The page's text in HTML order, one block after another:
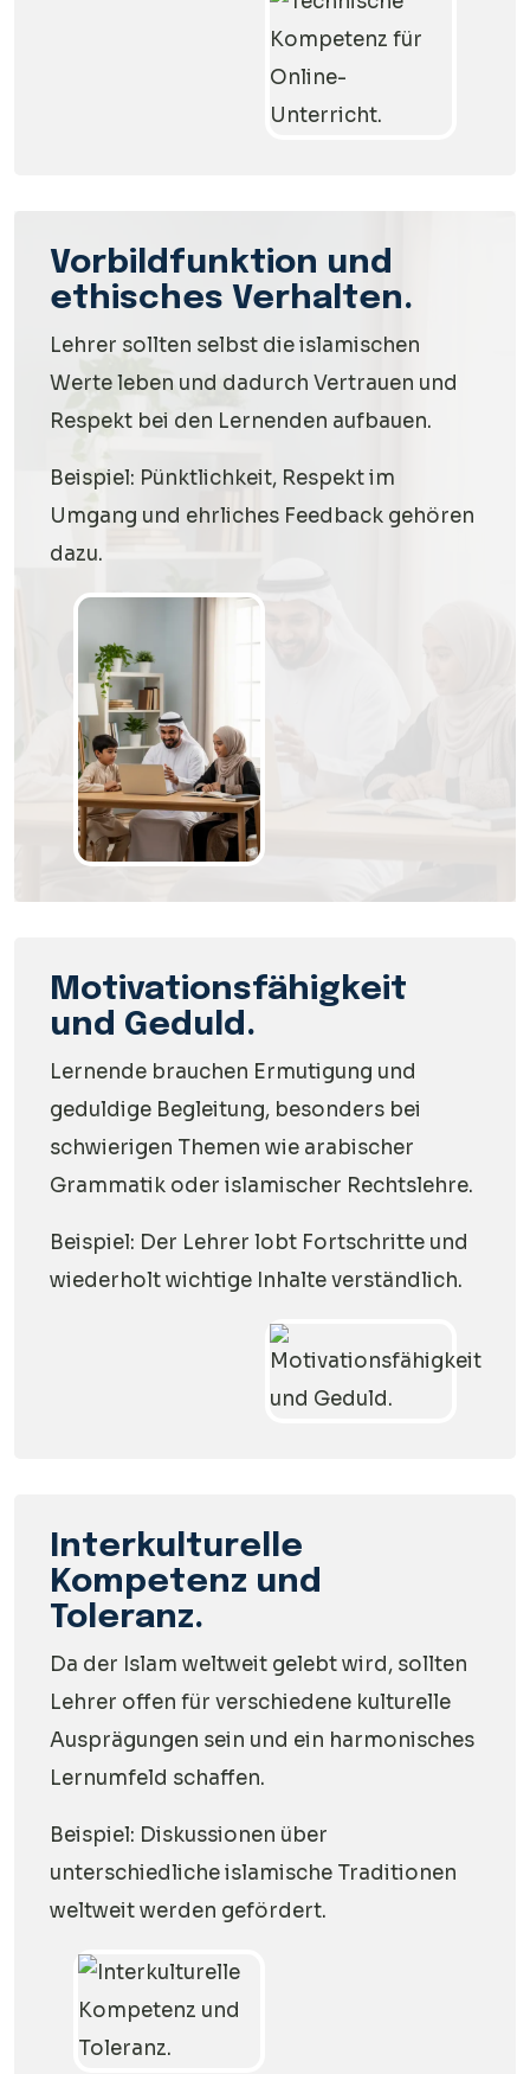
Vorbildfunktion und
ethisches Verhalten.
Lehrer sollten selbst die islamischen
Werte leben und dadurch Vertrauen und
Respekt bei den Lernenden aufbauen.
Beispiel: Pünktlichkeit, Respekt im
Umgang und ehrliches Feedback gehören
dazu.
Motivationsfähigkeit
und Geduld.
Lernende brauchen Ermutigung und
geduldige Begleitung, besonders bei
schwierigen Themen wie arabischer
Grammatik oder islamischer Rechtslehre.
Beispiel: Der Lehrer lobt Fortschritte und
wiederholt wichtige Inhalte verständlich.
Interkulturelle
Kompetenz und
Toleranz.
Da der Islam weltweit gelebt wird, sollten
Lehrer offen für verschiedene kulturelle
Ausprägungen sein und ein harmonisches
Lernumfeld schaffen.
Beispiel: Diskussionen über
unterschiedliche islamische Traditionen
weltweit werden gefördert.